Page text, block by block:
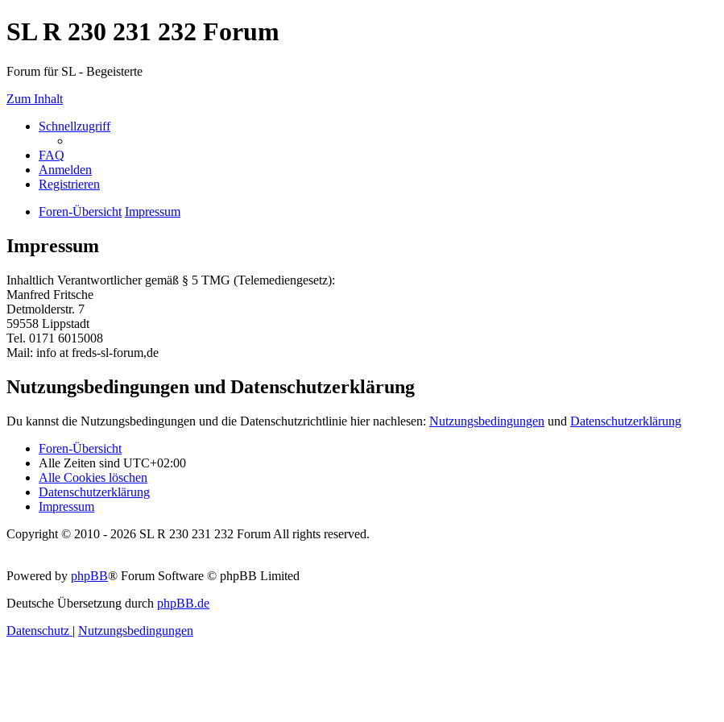
SL R 230 231 232 Forum
Forum für SL - Begeisterte
Zum Inhalt
Schnellzugriff
FAQ
Anmelden
Registrieren
Foren-Übersicht Impressum
Impressum
Inhaltlich Verantwortlicher gemäß § 5 TMG (Telemediengesetz):
Manfred Fritsche
Detmolderstr. 7
59558 Lippstadt
Tel. 0171 6015008
Mail: info at freds-sl-forum,de
Nutzungsbedingungen und Datenschutzerklärung
Du kannst die Nutzungsbedingungen und die Datenschutzrichtlinie hier nachlesen: Nutzungsbedingungen und Datenschutzerklärung
Foren-Übersicht
Alle Zeiten sind UTC+02:00
Alle Cookies löschen
Datenschutzerklärung
Impressum
Copyright © 2010 - 2026 SL R 230 231 232 Forum All rights reserved.
Powered by phpBB® Forum Software © phpBB Limited
Deutsche Übersetzung durch phpBB.de
Datenschutz | Nutzungsbedingungen